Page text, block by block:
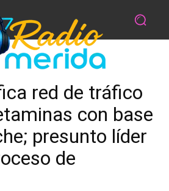
red de tráfico
con base
presunto líder
de